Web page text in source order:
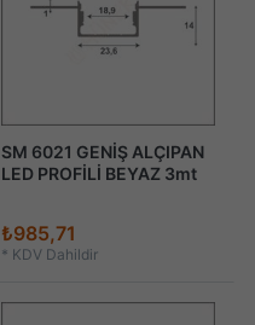
SM 6021 GENİŞ ALÇIPAN
LED PROFİLİ BEYAZ 3mt
₺985,71
* KDV Dahildir